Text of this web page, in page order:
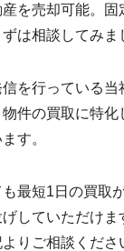
を売却可能。
は相談してみま
を行っている当
件の買取に特化
す。
最短1日の買取
していただけ
りご相談くださ